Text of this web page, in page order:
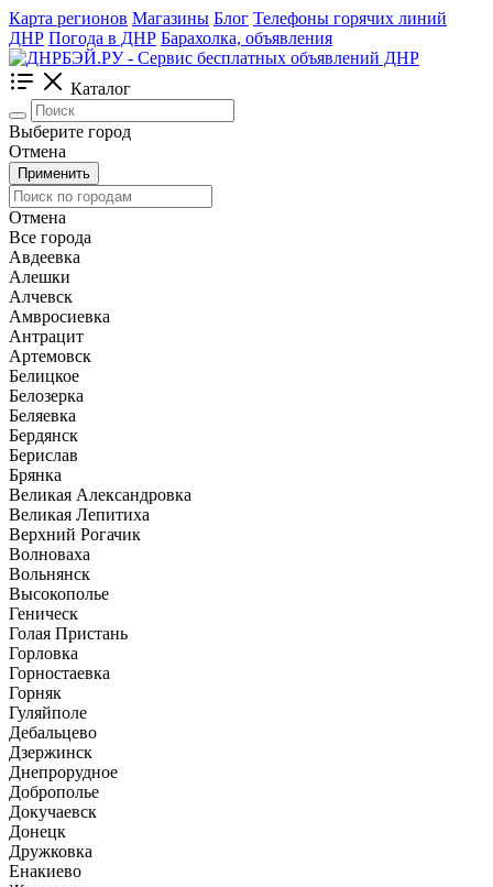
Карта регионов Магазины Блог Телефоны горячих линий
ДНР Погода в ДНР Барахолка, объявления
Каталог
Выберите город
Отмена
Применить
Отмена
Все города
Авдеевка
Алешки
Алчевск
Амвросиевка
Антрацит
Артемовск
Белицкое
Белозерка
Беляевка
Бердянск
Берислав
Брянка
Великая Александровка
Великая Лепитиха
Верхний Рогачик
Волноваха
Вольнянск
Высокополье
Геническ
Голая Пристань
Горловка
Горностаевка
Горняк
Гуляйполе
Дебальцево
Дзержинск
Днепрорудное
Доброполье
Докучаевск
Донецк
Дружковка
Енакиево